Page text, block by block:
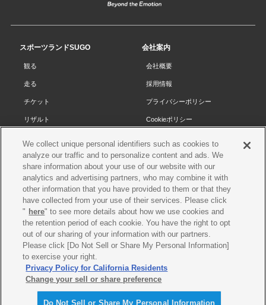
各種レース情報
の
スポーツランドSUGO
観る
走る
チケット
リザルト
SUGOで遊ぼう
イベントスケジュール
営業案内・アクセス
レースオフィシャル
会社案内
会社概要
採用情報
プライバシーポリシー
Cookieポリシー
お問い合わせ
©SUGO. All rights reserved
We collect unique personal identifiers such as cookies to
analyze our traffic and to personalize content and ads. We
share information about your use of our website with our
analytics and advertising partners, who may combine it with
other information that you have provided to them or that they
have collected from your use of their services. Please click
" here" to see more details about how we use cookies and
the retention period of each cookie. You have the right to opt
out of our sharing of your information with our partners.
Please click [Do Not Sell or Share My Personal Information]
to exercise your right.
Privacy Policy for California Residents
Change your sell or share preference
Do Not Sell or Share My Personal Information